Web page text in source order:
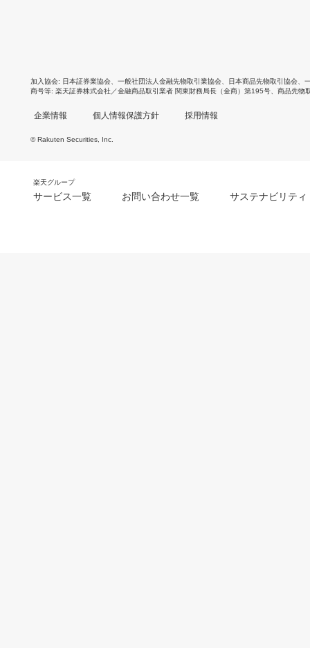
加入協会 日本証券業協会 一般社団法人金融先物取引業協会 日本商品先物取引協会
商号等 楽天証券株式会社／金融商品取引業者 関東財務局長（金商）第195号、商品先物
企業情報 個人情報保護方針 採用情報
© Rakuten Securities, Inc.
楽天グループ
サービス一覧 お問い合わせ一覧 サステナビリティ